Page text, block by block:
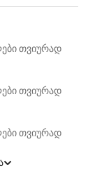
თვიურად
თვიურად
თვიურად